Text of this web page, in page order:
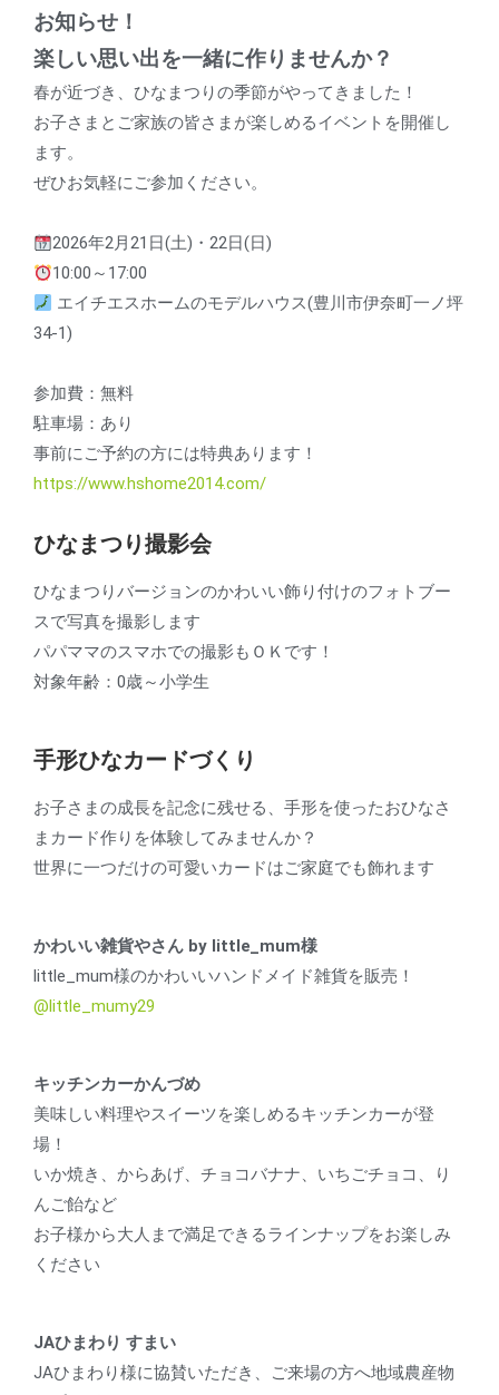
お知らせ！
楽しい思い出を一緒に作りませんか？
春が近づき、ひなまつりの季節がやってきました！
お子さまとご家族の皆さまが楽しめるイベントを開催し
ます。
ぜひお気軽にご参加ください。
2026年2月21日(土)・22日(日)
10:00～17:00
エイチエスホームのモデルハウス(豊川市伊奈町一ノ坪
34-1)
参加費：無料
駐車場：あり
事前にご予約の方には特典あります！
https://www.hshome2014.com/
ひなまつり撮影会
ひなまつりバージョンのかわいい飾り付けのフォトブー
スで写真を撮影します
パパママのスマホでの撮影もＯＫです！
対象年齢：0歳～小学生
手形ひなカードづくり
お子さまの成長を記念に残せる、手形を使ったおひなさ
まカード作りを体験してみませんか？
世界に一つだけの可愛いカードはご家庭でも飾れます
かわいい雑貨やさん by little_mum様
little_mum様のかわいいハンドメイド雑貨を販売！
@little_mumy29
キッチンカーかんづめ
美味しい料理やスイーツを楽しめるキッチンカーが登
場！
いか焼き、からあげ、チョコバナナ、いちごチョコ、り
んご飴など
お子様から大人まで満足できるラインナップをお楽しみ
ください
JAひまわり すまい
JAひまわり様に協賛いただき、ご来場の方へ地域農産物